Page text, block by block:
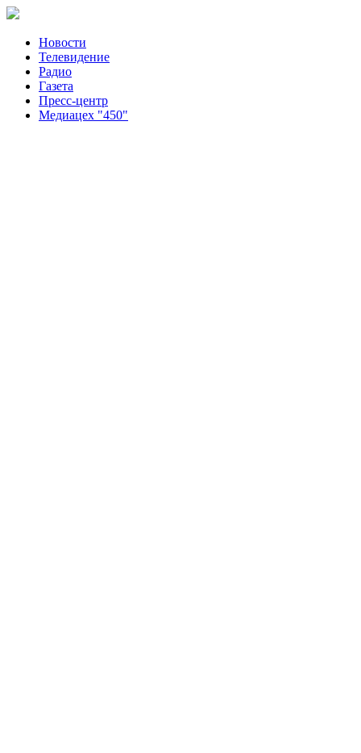
Новости
Телевидение
Радио
Газета
Пресс-центр
Медиацех "450"